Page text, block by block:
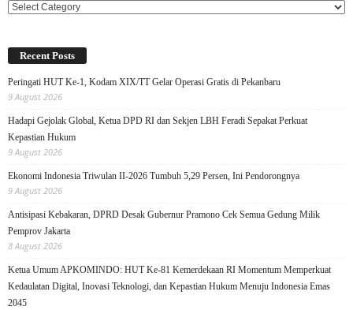
Categories
Recent Posts
Peringati HUT Ke-1, Kodam XIX/TT Gelar Operasi Gratis di Pekanbaru
9 August 2026
Hadapi Gejolak Global, Ketua DPD RI dan Sekjen LBH Feradi Sepakat Perkuat
Kepastian Hukum
9 August 2026
Ekonomi Indonesia Triwulan II-2026 Tumbuh 5,29 Persen, Ini Pendorongnya
9 August 2026
Antisipasi Kebakaran, DPRD Desak Gubernur Pramono Cek Semua Gedung Milik
Pemprov Jakarta
8 August 2026
Ketua Umum APKOMINDO: HUT Ke-81 Kemerdekaan RI Momentum Memperkuat
Kedaulatan Digital, Inovasi Teknologi, dan Kepastian Hukum Menuju Indonesia Emas
2045